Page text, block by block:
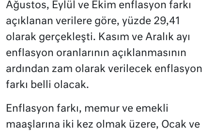
Ağustos, Eylül ve Ekim enflasyon farkı
açıklanan verilere göre, yüzde 29,41
olarak gerçekleşti. Kasım ve Aralık ayı
enflasyon oranlarının açıklanmasının
ardından zam olarak verilecek enflasyon
farkı belli olacak.
Enflasyon farkı, memur ve emekli
maaşlarına iki kez olmak üzere, Ocak ve